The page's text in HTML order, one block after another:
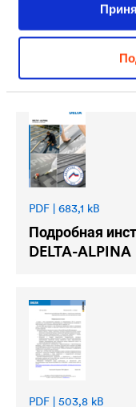
PDF | 401 kB
Буклет
PDF | 683,1 kB
Подробная
DELTA-ALPINA
PDF | 503,8 kB